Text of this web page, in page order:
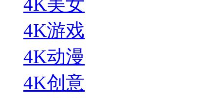
4K美女
4K游戏
4K动漫
4K创意